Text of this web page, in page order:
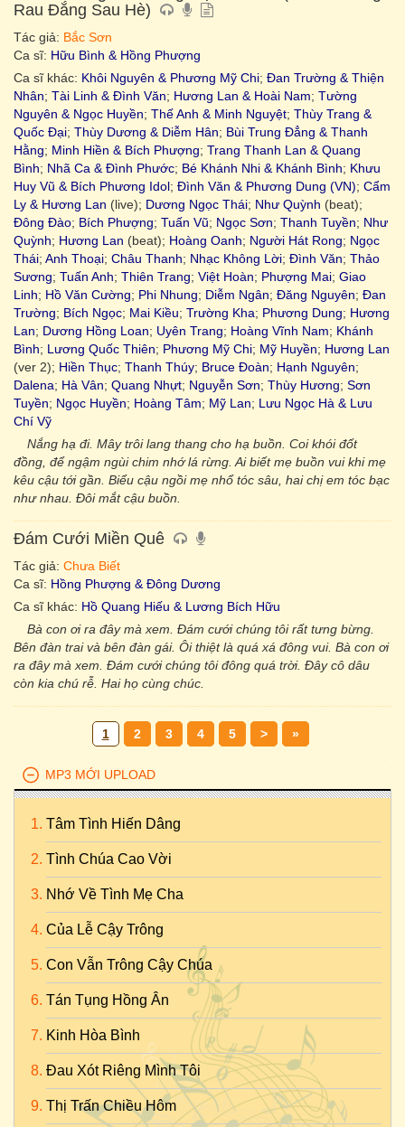
Rau Đắng Sau Hè)
Tác giả: Bắc Sơn
Ca sĩ: Hữu Bình & Hồng Phượng
Ca sĩ khác: Khôi Nguyên & Phương Mỹ Chi; Đan Trường & Thiện
Nhân; Tài Linh & Đình Văn; Hương Lan & Hoài Nam; Tường
Nguyên & Ngọc Huyền; Thế Anh & Minh Nguyệt; Thùy Trang &
Quốc Đại; Thùy Dương & Diễm Hân; Bùi Trung Đẳng & Thanh
Hằng; Minh Hiền & Bích Phượng; Trang Thanh Lan & Quang
Bình; Nhã Ca & Đình Phước; Bé Khánh Nhi & Khánh Bình; Khưu
Huy Vũ & Bích Phương Idol; Đình Văn & Phương Dung (VN); Cẩm
Ly & Hương Lan (live); Dương Ngọc Thái; Như Quỳnh (beat);
Đông Đào; Bích Phượng; Tuấn Vũ; Ngọc Sơn; Thanh Tuyền; Như
Quỳnh; Hương Lan (beat); Hoàng Oanh; Người Hát Rong; Ngọc
Thái; Anh Thoại; Châu Thanh; Nhạc Không Lời; Đình Văn; Thảo
Sương; Tuấn Anh; Thiên Trang; Việt Hoàn; Phượng Mai; Giao
Linh; Hồ Văn Cường; Phi Nhung; Diễm Ngân; Đăng Nguyên; Đan
Trường; Bích Ngọc; Mai Kiều; Trường Kha; Phương Dung; Hương
Lan; Dương Hồng Loan; Uyên Trang; Hoàng Vĩnh Nam; Khánh
Bình; Lương Quốc Thiên; Phương Mỹ Chi; Mỹ Huyền; Hương Lan
(ver 2); Hiền Thục; Thanh Thúy; Bruce Đoàn; Hạnh Nguyên;
Dalena; Hà Vân; Quang Nhựt; Nguyễn Sơn; Thùy Hương; Sơn
Tuyền; Ngọc Huyền; Hoàng Tâm; Mỹ Lan; Lưu Ngọc Hà & Lưu
Chí Vỹ
Nắng hạ đi. Mây trôi lang thang cho hạ buồn. Coi khói đốt
đồng, để ngậm ngùi chim nhớ lá rừng. Ai biết mẹ buồn vui khi mẹ
kêu cậu tới gần. Biểu cậu ngồi mẹ nhổ tóc sâu, hai chị em tóc bạc
như nhau. Đôi mắt cậu buồn.
Đám Cưới Miền Quê
Tác giả: Chưa Biết
Ca sĩ: Hồng Phượng & Đông Dương
Ca sĩ khác: Hồ Quang Hiếu & Lương Bích Hữu
Bà con ơi ra đây mà xem. Đám cưới chúng tôi rất tưng bừng.
Bên đàn trai và bên đàn gái. Ôi thiệt là quá xá đông vui. Bà con ơi
ra đây mà xem. Đám cưới chúng tôi đông quá trời. Đây cô dâu
còn kia chú rễ. Hai họ cùng chúc.
1 2 3 4 5 > »
MP3 MỚI UPLOAD
Tâm Tình Hiến Dâng
Tình Chúa Cao Vời
Nhớ Về Tình Mẹ Cha
Của Lễ Cậy Trông
Con Vẫn Trông Cậy Chúa
Tán Tụng Hồng Ân
Kinh Hòa Bình
Đau Xót Riêng Mình Tôi
Thị Trấn Chiều Hôm